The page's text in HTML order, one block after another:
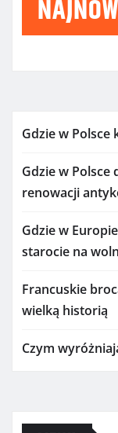
Gdzie w Polsce
Gdzie w Polsce
renowacji
Gdzie w
starocie na
Francuskie
wielką historią
Czym